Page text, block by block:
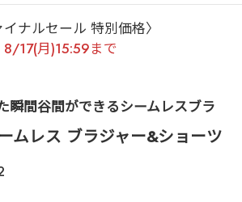
イナルセール 特別価格〉
8/17(月)15:59まで
瞬間谷間ができるシームレスブラ
ムレス ブラジャー&ショーツ